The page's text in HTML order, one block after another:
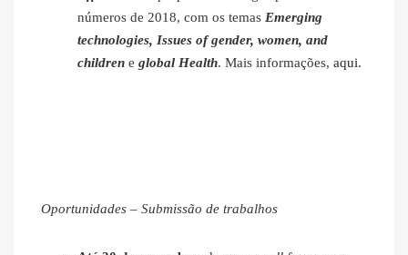
números de 2018, com os temas Emerging
technologies, Issues of gender, women, and
children e global Health. Mais informações, aqui.
Oportunidades – Submissão de trabalhos